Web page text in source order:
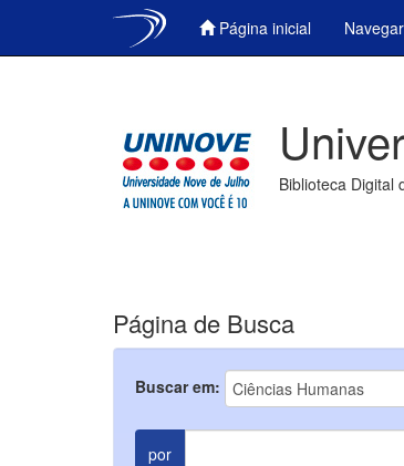
Página inicial
Biblioteca Digital
Página de Busca
Buscar em:
por